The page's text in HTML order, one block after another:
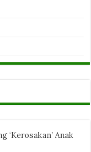
‘Kerosakan’ Anak